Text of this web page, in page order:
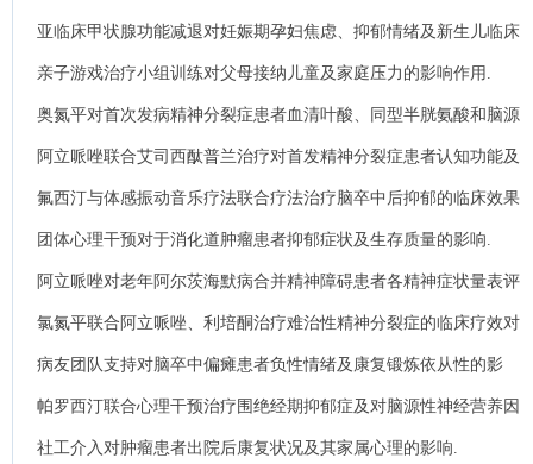
影响.
亚临床甲状腺功能减退对妊娠期孕妇焦虑、抑郁情绪及新生儿临床
转归的影响.
亲子游戏治疗小组训练对父母接纳儿童及家庭压力的影响作用.
奥氮平对首次发病精神分裂症患者血清叶酸、同型半胱氨酸和脑源
性神经营养因子水平的影响.
阿立哌唑联合艾司西酞普兰治疗对首发精神分裂症患者认知功能及
社会功能的影响.
氟西汀与体感振动音乐疗法联合疗法治疗脑卒中后抑郁的临床效果
及其对神经功能缺损及抑郁的影响.
团体心理干预对于消化道肿瘤患者抑郁症状及生存质量的影响.
阿立哌唑对老年阿尔茨海默病合并精神障碍患者各精神症状量表评
分影响.
氯氮平联合阿立哌唑、利培酮治疗难治性精神分裂症的临床疗效对
比及对患者糖脂代谢水平的影响研究.
病友团队支持对脑卒中偏瘫患者负性情绪及康复锻炼依从性的影
响.
帕罗西汀联合心理干预治疗围绝经期抑郁症及对脑源性神经营养因
子表达的影响.
社工介入对肿瘤患者出院后康复状况及其家属心理的影响.